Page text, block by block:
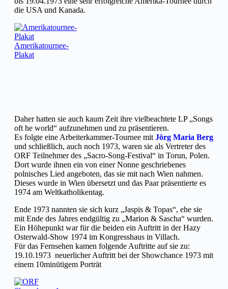
die USA und Kanada.
Amerikatournee-
Plakat
Daher hatten sie auch kaum Zeit ihre vielbeachtete LP „Songs
oft he world“ aufzunehmen und zu präsentieren.
Es folgte eine Arbeiterkammer-Tournee mit Jörg Maria Berg
und schließlich, auch noch 1973, waren sie als Vertreter des
ORF Teilnehmer des „Sacro-Song-Festival“ in Torun, Polen.
Dort wurde ihnen ein von einer Nonne geschriebenes
polnisches Lied angeboten, das sie mit nach Wien nahmen.
Dieses wurde in Wien übersetzt und das Paar präsentierte es
1974 am Weltkatholikentag.
Ende 1973 nannten sie sich kurz „Jaspis & Topas“, ehe sie
mit Ende des Jahres endgültig zu „Marion & Sascha“ wurden.
Ein Höhepunkt war für die beiden ein Auftritt in der Hazy
Osterwald-Show 1974 im Kongresshaus in Villach.
Für das Fernsehen kamen folgende Auftritte auf sie zu:
19.10.1973 neuerlicher Auftritt bei der Showchance 1973 mit
einem 10minütigem Porträt